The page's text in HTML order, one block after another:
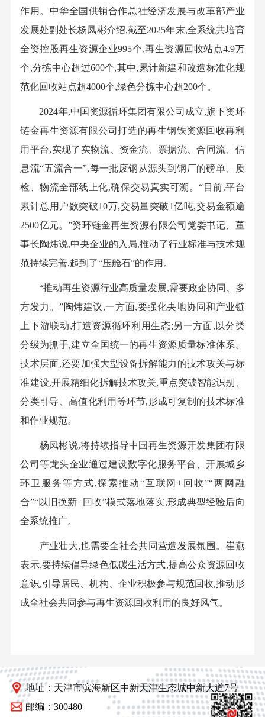
作用。中华全国供销合作总社经济发展与改革部产业
发展处副处长杨凤彬介绍,截至2025年末,全系统共培育
全资控股再生资源企业995个,再生资源回收站点4.9万
个,分拣中心超过600个,其中,累计新建和改造标准化规
范化回收站点超4000个,绿色分拣中心超200个。
2024年,中国资源循环集团有限公司成立,旗下资环
链金再生资源有限公司打造的再生钢铁资源回收再利
用平台,实现了实物流、资金流、票据流、合同流、信
息流“五流合一”,每一批废钢从源头到钢厂的磅单、质
检、物流全部线上化,确保交易真实可溯。“目前,平台
累计总用户数突破10万,交易量突破1亿吨,交易金额逾
2500亿元。”资环链金再生资源有限公司党委书记、董
事长陶炜说,中央企业的入局,推动了行业标准与技术规
范持续完善,起到了“压舱石”的作用。
“推动再生资源行业高质量发展,需要政企协同、多
方发力。”陶炜建议,一方面,要强化央地协同和产业链
上下游联动,打造资源循环利用生态;另一方面,以分类
分级为抓手,建立全国统一的再生资源质量标准体系。
技术层面,还要加强大型设备拆解能力的技术攻关与标
准建设,开展精细化拆解技术攻关,重点突破智能识别、
分类引导、高值化利用等环节,形成可复制的技术标准
和作业规范。
杨凤彬说,将持续指导中国再生资源开发集团有限
公司等龙头企业通过建设数字化服务平台、开展城乡
环卫服务等方式,探索推动“互联网+回收”“两网融
合”“以旧换新+回收”模式落地落实,形成典型经验后向
全系统推广。
产业壮大,也需要全社会共同营造发展氛围。崔燕
表示,要持续倡导绿色低碳生活方式,提高公众资源回收
意识,引导居民、机构、企业积极参与规范回收,推动形
成全社会共同参与再生资源回收利用的良好风气。
地址：天津市滨海新区中新天津生态城中新大道7号
邮编：300480